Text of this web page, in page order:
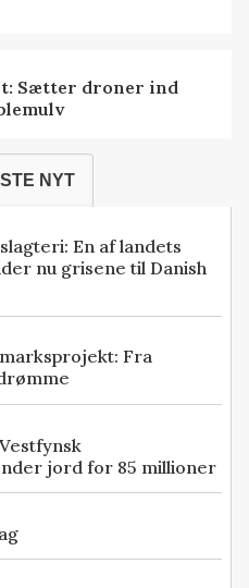
Sætter droner ind
NYT
En af landets
nu grisene til Danish
Fra
jord for 85 millioner